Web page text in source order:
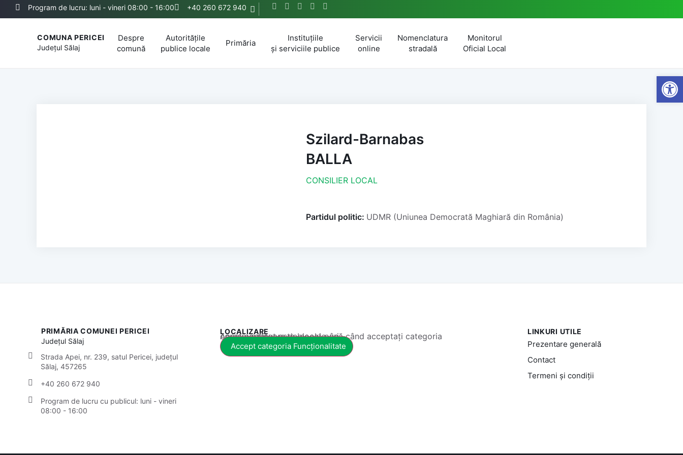
Program de lucru: luni - vineri 08:00 - 16:00 +40 260 672 940
COMUNA PERICEI
Județul Sălaj
Despre
comună
Autoritățile
publice locale
Primăria
Instituțiile
și serviciile publice
Servicii
online
Nomenclatura
stradală
Monitorul
Oficial Local
Szilard-Barnabas
BALLA
CONSILIER LOCAL
Partidul politic: UDMR (Uniunea Democrată Maghiară din România)
PRIMĂRIA COMUNEI PERICEI
Județul Sălaj
Strada Apei, nr. 239, satul Pericei, județul
Sălaj, 457265
+40 260 672 940
Program de lucru cu publicul: luni - vineri
08:00 - 16:00
LOCALIZARE
Acest conținut este blocat până când acceptați categoria corespunzătoare de cookie-uri.
Accept categoria Funcționalitate
LINKURI UTILE
Prezentare generală
Contact
Termeni și condiții